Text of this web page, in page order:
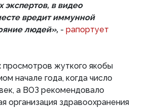
в видео
вредит иммунной
людей», - рапортует
просмотров жуткого якобы
начале года, когда число
а ВОЗ рекомендовало
организация здравоохранения